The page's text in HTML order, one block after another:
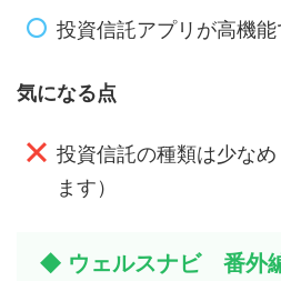
投資信託アプリが高機能
気になる点
投資信託の種類は少な
ます）
◆ ウェルスナビ 番外